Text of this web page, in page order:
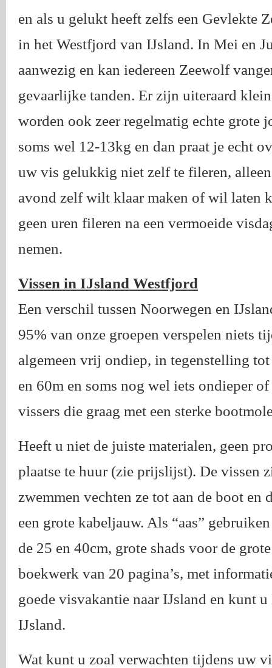
en als u gelukt heeft zelfs een Gevlekte
in het Westfjord van IJsland. In Mei en
aanwezig en kan iedereen Zeewolf
gevaarlijke tanden. Er zijn uiteraard
worden ook zeer regelmatig echte grote
soms wel 12-13kg en dan praat je echt
uw vis gelukkig niet zelf te fileren,
avond zelf wilt klaar maken of wil laten
geen uren fileren na een vermoeide
nemen.
Vissen in IJsland Westfjord
Een verschil tussen Noorwegen en
95% van onze groepen verspelen niets
algemeen vrij ondiep, in tegenstelling
en 60m en soms nog wel iets ondieper
vissers die graag met een sterke
Heeft u niet de juiste materialen, geen
plaatse te huur (zie prijslijst). De vissen
zwemmen vechten ze tot aan de boot
een grote kabeljauw. Als “aas”
de 25 en 40cm, grote shads voor de
boekwerk van 20 pagina’s, met
goede visvakantie naar IJsland en kunt
IJsland.
Wat kunt u zoal verwachten tijdens uw